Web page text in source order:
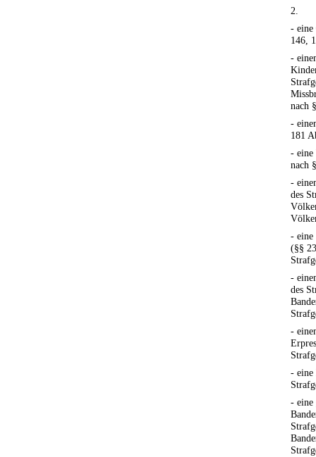
2.
- eine
146,
-
nach
-
181
- eine
nach
-
des
- eine
(§§
-
des
-
- eine
- eine